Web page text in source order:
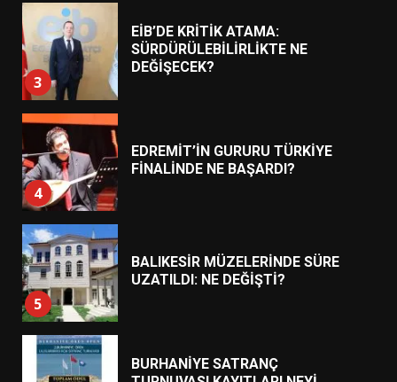
3
EİB’DE KRİTİK ATAMA:
SÜRDÜRÜLEBİLİRLİKTE NE
DEĞİŞECEK?
4
EDREMİT’İN GURURU TÜRKİYE
FİNALİNDE NE BAŞARDI?
5
BALIKESİR MÜZELERİNDE SÜRE
UZATILDI: NE DEĞİŞTİ?
BURHANİYE SATRANÇ